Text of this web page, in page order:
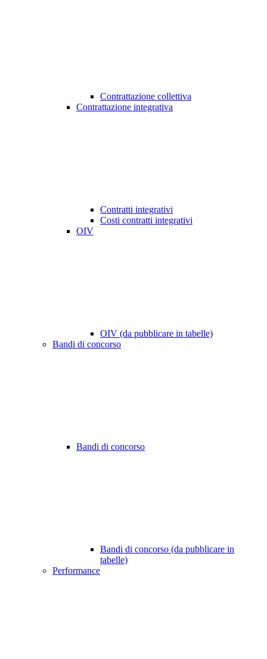
Contrattazione collettiva
Contrattazione integrativa
Contratti integrativi
Costi contratti integrativi
OIV
OIV (da pubblicare in tabelle)
Bandi di concorso
Bandi di concorso
Bandi di concorso (da pubblicare in
tabelle)
Performance